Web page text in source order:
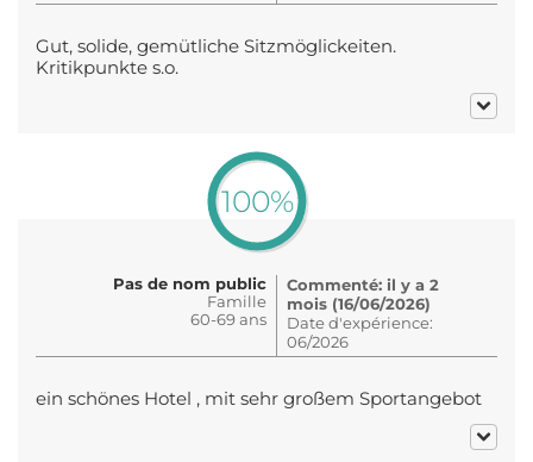
Gut, solide, gemütliche Sitzmöglickeiten.
Kritikpunkte s.o.
100%
Pas de nom public
Famille
60-69 ans
Commenté: il y a 2
mois (16/06/2026)
Date d'expérience:
06/2026
ein schönes Hotel , mit sehr großem Sportangebot